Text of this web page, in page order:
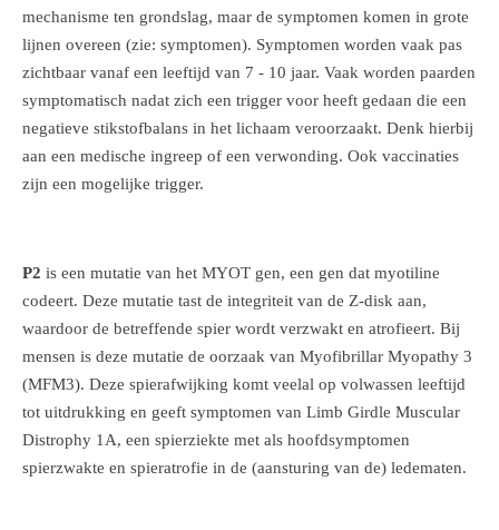
mechanisme ten grondslag, maar de symptomen komen in grote
lijnen overeen (zie: symptomen). Symptomen worden vaak pas
zichtbaar vanaf een leeftijd van 7 - 10 jaar. Vaak worden paarden
symptomatisch nadat zich een trigger voor heeft gedaan die een
negatieve stikstofbalans in het lichaam veroorzaakt. Denk hierbij
aan een medische ingreep of een verwonding. Ook vaccinaties
zijn een mogelijke trigger.
P2 is een mutatie van het MYOT gen, een gen dat myotiline
codeert. Deze mutatie tast de integriteit van de Z-disk aan,
waardoor de betreffende spier wordt verzwakt en atrofieert. Bij
mensen is deze mutatie de oorzaak van Myofibrillar Myopathy 3
(MFM3). Deze spierafwijking komt veelal op volwassen leeftijd
tot uitdrukking en geeft symptomen van Limb Girdle Muscular
Distrophy 1A, een spierziekte met als hoofdsymptomen
spierzwakte en spieratrofie in de (aansturing van de) ledematen.